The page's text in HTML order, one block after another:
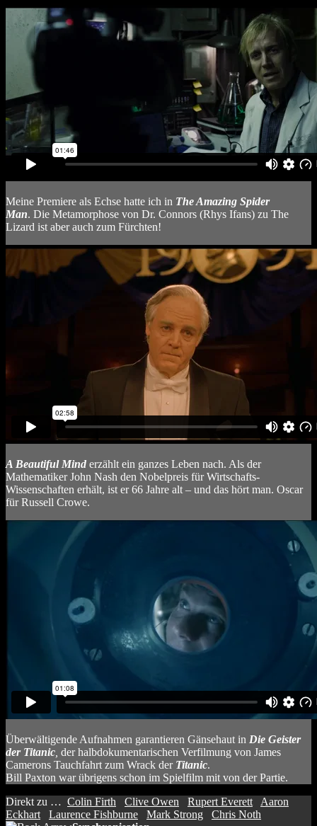
Meine Premiere als Echse hatte ich in The Amazing Spider
Man. Die Metamorphose von Dr. Connors (Rhys Ifans) zu The
Lizard ist aber auch zum Fürchten!
A Beautiful Mind erzählt ein ganzes Leben nach. Als der
Mathematiker John Nash den Nobelpreis für Wirtschafts-
Wissenschaften erhält, ist er 66 Jahre alt – und das hört man. Oscar
für Russell Crowe.
Überwältigende Aufnahmen garantieren Gänsehaut in Die Geister
der Titanic der halbdokumentarischen Verfilmung von James
Camerons Tauchfahrt zum Wrack der Titanic.
Bill Paxton war übrigens schon im Spielfilm mit von der Partie.
Direkt zu … Colin Firth Clive Owen Rupert Everett
Aaron
Eckhart
Laurence Fishburne Mark Strong
Chris Noth